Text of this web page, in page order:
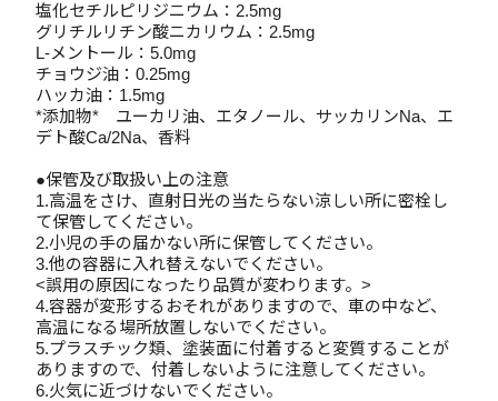
塩化セチルピリジニウム：2.5mg
グリチルリチン酸ニカリウム：2.5mg
L-メントール：5.0mg
チョウジ油：0.25mg
ハッカ油：1.5mg
*添加物* ユーカリ油、エタノール、サッカリンNa、エ
デト酸Ca/2Na、香料
●保管及び取扱い上の注意
1.高温をさけ、直射日光の当たらない涼しい所に密栓し
て保管してください。
2.小児の手の届かない所に保管してください。
3.他の容器に入れ替えないでください。
<誤用の原因になったり品質が変わります。>
4.容器が変形するおそれがありますので、車の中など、
高温になる場所放置しないでください。
5.プラスチック類、塗装面に付着すると変質することが
ありますので、付着しないように注意してください。
6.火気に近づけないでください。